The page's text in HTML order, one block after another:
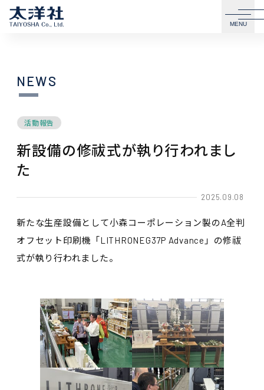
MENU
NEWS
活動報告
新設備の修祓式が執り行われまし
た
2025.09.08
新たな生産設備として小森コーポレーション製のA全判
オフセット印刷機「LITHRONEG37P Advance」の修祓
式が執り行われました。